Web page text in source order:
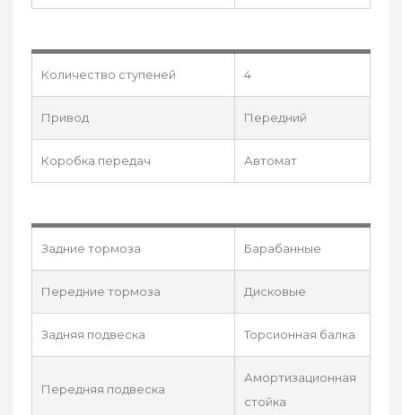
Количество ступеней 4
Привод Передний
Коробка передач Автомат
Задние тормоза Барабанные
Передние тормоза Дисковые
Задняя подвеска Торсионная балка
Передняя подвеска
Амортизационная
стойка